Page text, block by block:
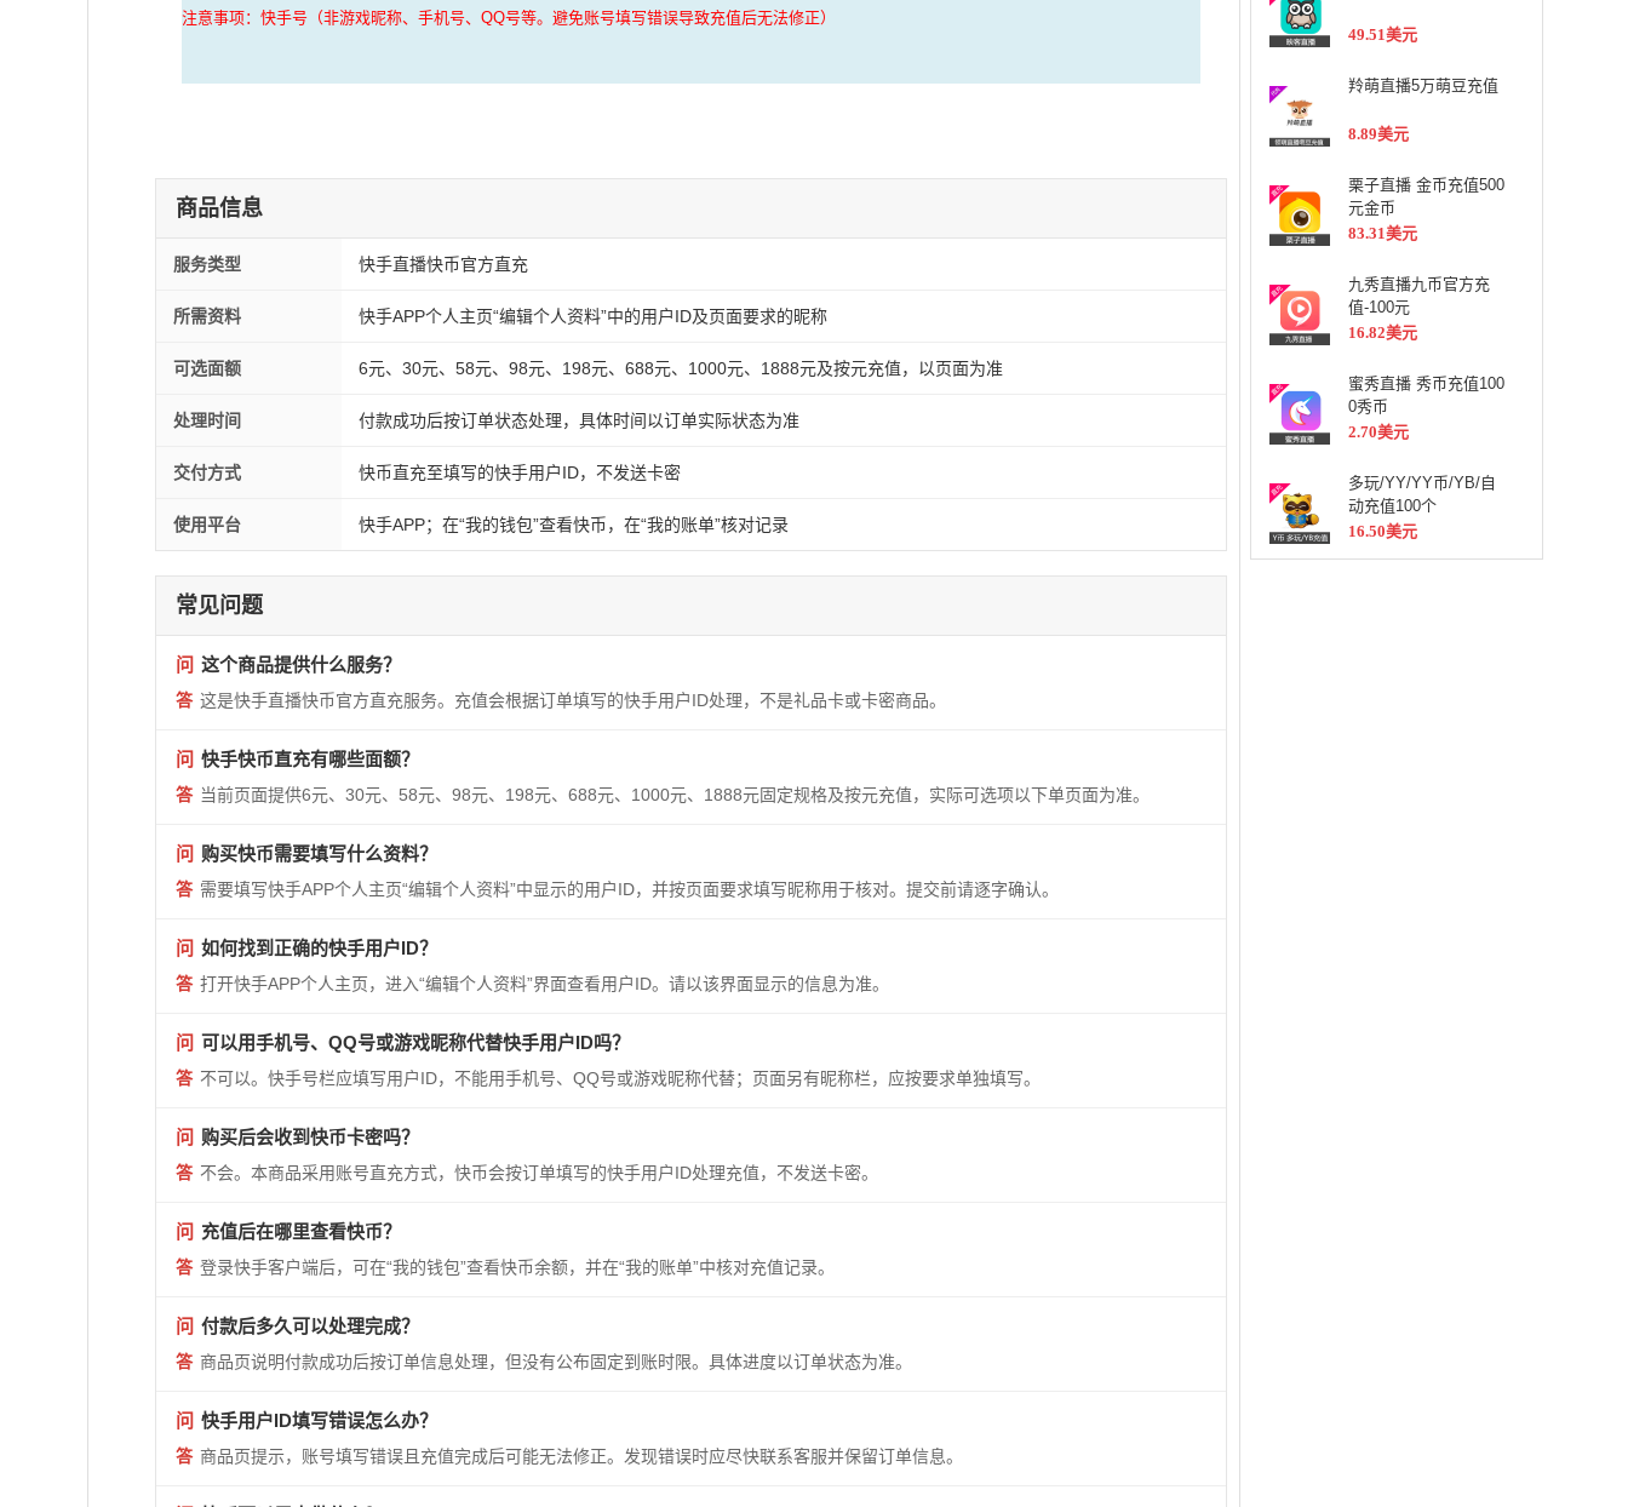
49.51美元
羚萌直播5万萌豆充值
8.89美元
栗子直播 金币充值500
元金币
83.31美元
九秀直播九币官方充
值-100元
16.82美元
蜜秀直播 秀币充值100
0秀币
2.70美元
多玩/YY/YY币/YB/自
动充值100个
16.50美元
注意事项：快手号 （非游戏昵称、手机号、QQ号等。避免账号填写错误导致充值后无法修正）
商品信息
服务类型 快手直播快币官方直充
所需资料 快手APP个人主页“编辑个人资料”中的用户ID及页面要求的昵称
可选面额 6元、30元、58元、98元、198元、688元、1000元、1888元及按元充值，以页面为准
处理时间 付款成功后按订单状态处理，具体时间以订单实际状态为准
交付方式 快币直充至填写的快手用户ID，不发送卡密
使用平台 快手APP；在“我的钱包”查看快币，在“我的账单”核对记录
常见问题
问 这个商品提供什么服务？
答 这是快手直播快币官方直充服务。充值会根据订单填写的快手用户ID处理，不是礼品卡或卡密商品。
问 快手快币直充有哪些面额？
答 当前页面提供6元、30元、58元、98元、198元、688元、1000元、1888元固定规格及按元充值，实际可选项以下单页面为准。
问 购买快币需要填写什么资料？
答 需要填写快手APP个人主页“编辑个人资料”中显示的用户ID，并按页面要求填写昵称用于核对。提交前请逐字确认。
问 如何找到正确的快手用户ID？
答 打开快手APP个人主页，进入“编辑个人资料”界面查看用户ID。请以该界面显示的信息为准。
问 可以用手机号、QQ号或游戏昵称代替快手用户ID吗？
答 不可以。快手号栏应填写用户ID，不能用手机号、QQ号或游戏昵称代替；页面另有昵称栏，应按要求单独填写。
问 购买后会收到快币卡密吗？
答 不会。本商品采用账号直充方式，快币会按订单填写的快手用户ID处理充值，不发送卡密。
问 充值后在哪里查看快币？
答 登录快手客户端后，可在“我的钱包”查看快币余额，并在“我的账单”中核对充值记录。
问 付款后多久可以处理完成？
答 商品页说明付款成功后按订单信息处理，但没有公布固定到账时限。具体进度以订单状态为准。
问 快手用户ID填写错误怎么办？
答 商品页提示，账号填写错误且充值完成后可能无法修正。发现错误时应尽快联系客服并保留订单信息。